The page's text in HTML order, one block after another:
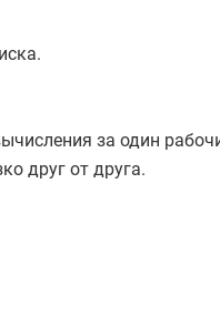
за один
друг от друга.